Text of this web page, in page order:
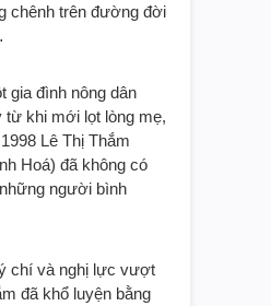
chênh trên đường đời
gia đình nông dân
từ khi mới lọt lòng mẹ,
Lê Thị Thắm
Hoá) đã không có
người bình
chí và nghị lực vượt
đã khổ luyện bằng